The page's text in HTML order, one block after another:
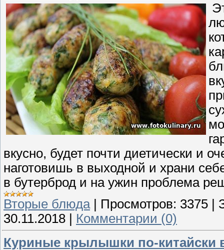
вкусно, будет почти диетически и
наготовишь в выходной и храни
в бутерброд и на ужин проблема
Вторые блюда| Просмотров: 3375
30.11.2018
Комментарии (0)
Куриные крылышки по-китайски